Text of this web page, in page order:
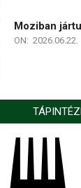
Moziban
ON: 2026.06.22.